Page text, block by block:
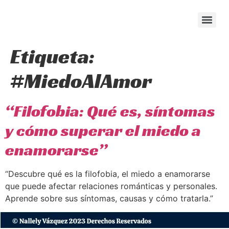
Etiqueta:
#MiedoAlAmor
“Filofobia: Qué es, síntomas
y cómo superar el miedo a
enamorarse”
“Descubre qué es la filofobia, el miedo a enamorarse
que puede afectar relaciones románticas y personales.
Aprende sobre sus síntomas, causas y cómo tratarla.”